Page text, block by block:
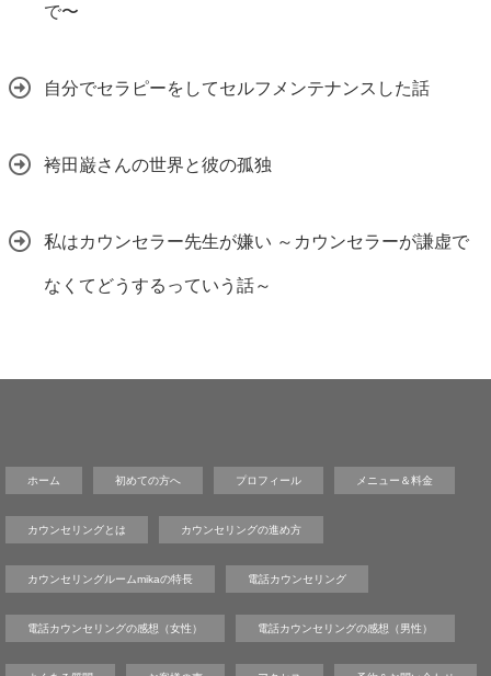
で〜
自分でセラピーをしてセルフメンテナンスした話
袴田巌さんの世界と彼の孤独
私はカウンセラー先生が嫌い ～カウンセラーが謙虚で
なくてどうするっていう話～
ホーム 初めての方へ プロフィール メニュー＆料金
カウンセリングとは カウンセリングの進め方
カウンセリングルームmikaの特長 電話カウンセリング
電話カウンセリングの感想（女性） 電話カウンセリングの感想（男性）